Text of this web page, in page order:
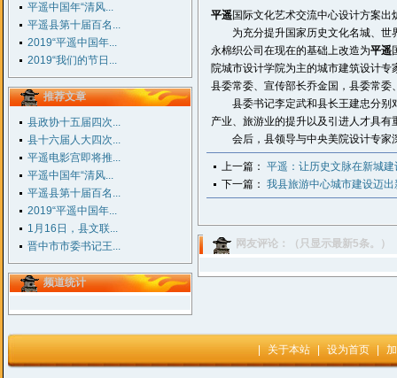
平遥中国年“清风...
平遥县第十届百名...
2019“平遥中国年...
2019“我们的节日...
推荐文章
县政协十五届四次...
县十六届人大四次...
平遥电影宫即将推...
平遥中国年“清风...
平遥县第十届百名...
2019“平遥中国年...
1月16日，县文联...
晋中市市委书记王...
频道统计
平遥国际文化艺术交流中心设计方案出
为充分提升国家历史文化名城、世
永棉织公司在现在的基础上改造为平遥
院城市设计学院为主的城市建筑设计
县委常委、宣传部长乔金国，县委常
县委书记李定武和县长王建忠分别
产业、旅游业的提升以及引进人才具
会后，县领导与中央美院设计专家
上一篇： 平遥：让历史文脉在新城建
下一篇： 我县旅游中心城市建设迈出
网友评论：（只显示最新5条。）
关于本站 设为首页